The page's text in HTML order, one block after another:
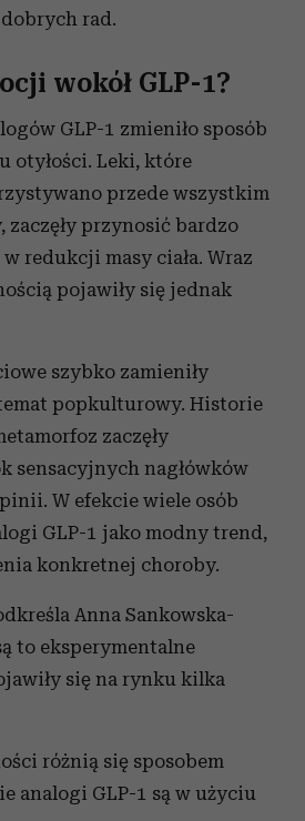
rad.
wokół GLP-1?
GLP-1 zmieniło sposób
otyłości. Leki, które
przede wszystkim
przynosić bardzo
redukcji masy ciała. Wraz
pojawiły się jednak
szybko zamieniły
popkulturowy. Historie
zaczęły
sensacyjnych nagłówków
W efekcie wiele osób
GLP-1 jako modny trend,
konkretnej choroby.
Anna Sankowska-
to eksperymentalne
się na rynku kilka
różnią się sposobem
analogi GLP-1 są w użyciu